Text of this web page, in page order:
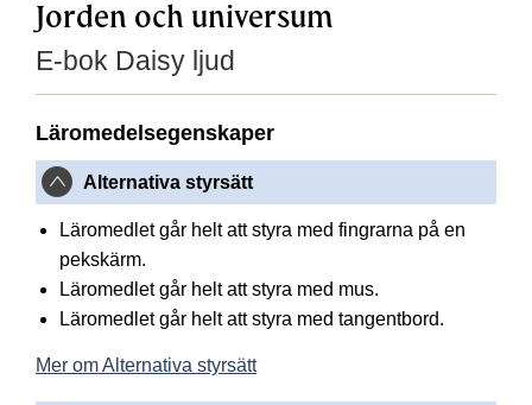
Jorden och universum
E-bok Daisy ljud
Läromedelsegenskaper
Alternativa styrsätt
Läromedlet går helt att styra med fingrarna på en
pekskärm.
Läromedlet går helt att styra med mus.
Läromedlet går helt att styra med tangentbord.
Mer om Alternativa styrsätt